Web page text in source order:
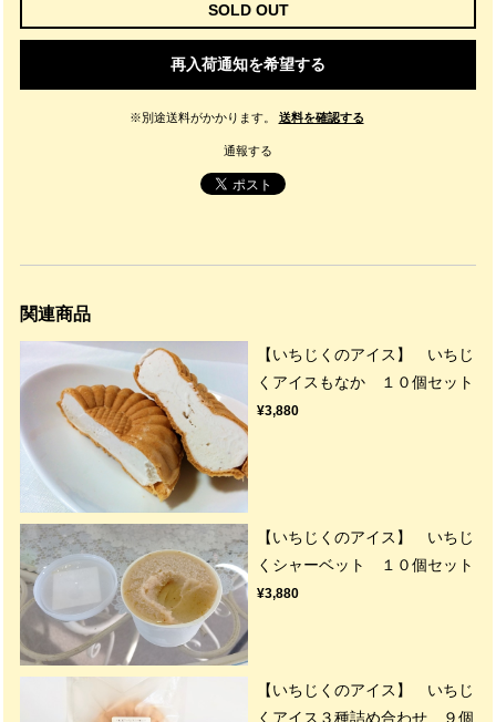
SOLD OUT
再入荷通知を希望する
※別途送料がかかります。 送料を確認する
通報する
関連商品
【いちじくのアイス】 いちじ
くアイスもなか １０個セット
¥3,880
【いちじくのアイス】 いちじ
くシャーベット １０個セット
¥3,880
【いちじくのアイス】 いちじ
くアイス３種詰め合わせ ９個